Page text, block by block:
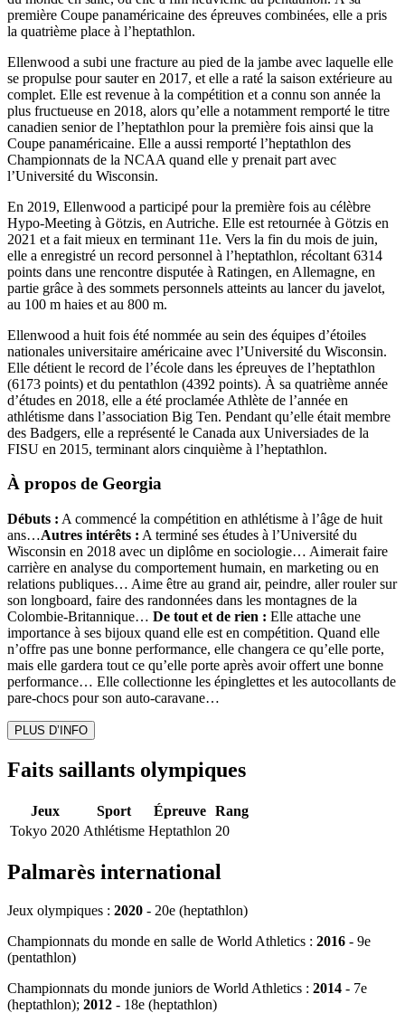
première Coupe panaméricaine des épreuves combinées, elle a pris
la quatrième place à l’heptathlon.
Ellenwood a subi une fracture au pied de la jambe avec laquelle elle
se propulse pour sauter en 2017, et elle a raté la saison extérieure au
complet. Elle est revenue à la compétition et a connu son année la
plus fructueuse en 2018, alors qu’elle a notamment remporté le titre
canadien senior de l’heptathlon pour la première fois ainsi que la
Coupe panaméricaine. Elle a aussi remporté l’heptathlon des
Championnats de la NCAA quand elle y prenait part avec
l’Université du Wisconsin.
En 2019, Ellenwood a participé pour la première fois au célèbre
Hypo-Meeting à Götzis, en Autriche. Elle est retournée à Götzis en
2021 et a fait mieux en terminant 11e. Vers la fin du mois de juin,
elle a enregistré un record personnel à l’heptathlon, récoltant 6314
points dans une rencontre disputée à Ratingen, en Allemagne, en
partie grâce à des sommets personnels atteints au lancer du javelot,
au 100 m haies et au 800 m.
Ellenwood a huit fois été nommée au sein des équipes d’étoiles
nationales universitaire américaine avec l’Université du Wisconsin.
Elle détient le record de l’école dans les épreuves de l’heptathlon
(6173 points) et du pentathlon (4392 points). À sa quatrième année
d’études en 2018, elle a été proclamée Athlète de l’année en
athlétisme dans l’association Big Ten. Pendant qu’elle était membre
des Badgers, elle a représenté le Canada aux Universiades de la
FISU en 2015, terminant alors cinquième à l’heptathlon.
À propos de Georgia
Débuts : A commencé la compétition en athlétisme à l’âge de huit
ans…Autres intérêts : A terminé ses études à l’Université du
Wisconsin en 2018 avec un diplôme en sociologie… Aimerait faire
carrière en analyse du comportement humain, en marketing ou en
relations publiques… Aime être au grand air, peindre, aller rouler sur
son longboard, faire des randonnées dans les montagnes de la
Colombie-Britannique… De tout et de rien : Elle attache une
importance à ses bijoux quand elle est en compétition. Quand elle
n’offre pas une bonne performance, elle changera ce qu’elle porte,
mais elle gardera tout ce qu’elle porte après avoir offert une bonne
performance… Elle collectionne les épinglettes et les autocollants de
pare-chocs pour son auto-caravane…
PLUS D’INFO
Faits saillants olympiques
Jeux Sport Épreuve Rang
Tokyo 2020 Athlétisme Heptathlon 20
Palmarès international
Jeux olympiques : 2020 - 20e (heptathlon)
Championnats du monde en salle de World Athletics : 2016 - 9e
(pentathlon)
Championnats du monde juniors de World Athletics : 2014 - 7e
(heptathlon); 2012 - 18e (heptathlon)